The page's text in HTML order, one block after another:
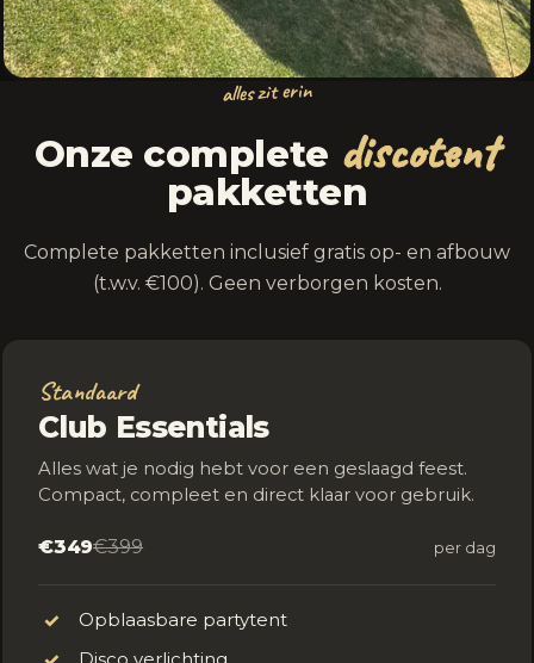
alles zit erin
Onze complete discotent
pakketten
Complete pakketten inclusief gratis op- en afbouw
(t.w.v. €100). Geen verborgen kosten.
Standaard
Club Essentials
Alles wat je nodig hebt voor een geslaagd feest.
Compact, compleet en direct klaar voor gebruik.
€349€399 per dag
✓
Opblaasbare partytent